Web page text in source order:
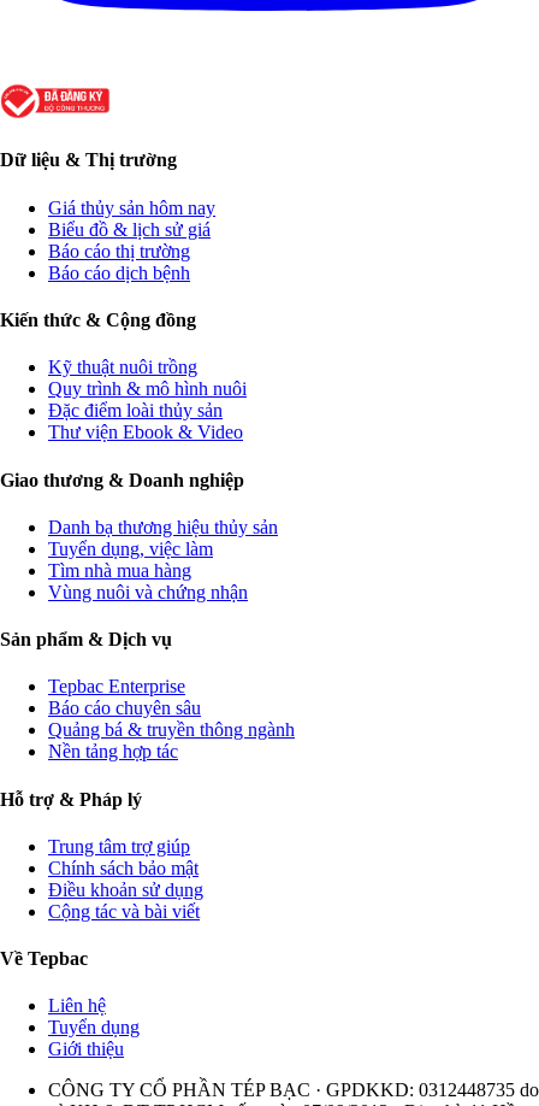
Dữ liệu & Thị trường
Giá thủy sản hôm nay
Biểu đồ & lịch sử giá
Báo cáo thị trường
Báo cáo dịch bệnh
Kiến thức & Cộng đồng
Kỹ thuật nuôi trồng
Quy trình & mô hình nuôi
Đặc điểm loài thủy sản
Thư viện Ebook & Video
Giao thương & Doanh nghiệp
Danh bạ thương hiệu thủy sản
Tuyển dụng, việc làm
Tìm nhà mua hàng
Vùng nuôi và chứng nhận
Sản phẩm & Dịch vụ
Tepbac Enterprise
Báo cáo chuyên sâu
Quảng bá & truyền thông ngành
Nền tảng hợp tác
Hỗ trợ & Pháp lý
Trung tâm trợ giúp
Chính sách bảo mật
Điều khoản sử dụng
Cộng tác và bài viết
Về Tepbac
Liên hệ
Tuyển dụng
Giới thiệu
CÔNG TY CỔ PHẦN TÉP BẠC · GPDKKD: 0312448735 do